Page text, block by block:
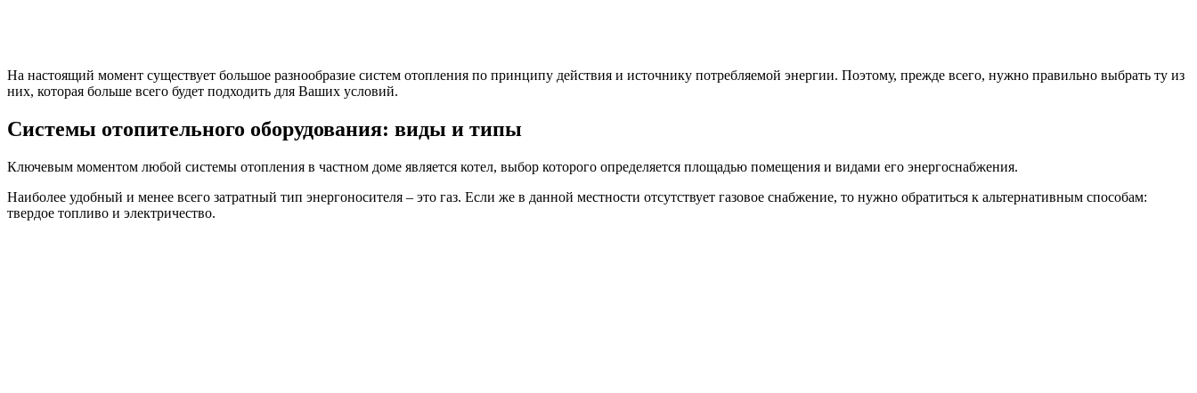
На настоящий момент существует большое разнообразие систем отопления по принципу действия и источнику потребляемой энергии. Поэтому, прежде всего, нужно правильно выбрать ту из
них, которая больше всего будет подходить для Ваших условий.
Системы отопительного оборудования: виды и типы
Ключевым моментом любой системы отопления в частном доме является котел, выбор которого определяется площадью помещения и видами его энергоснабжения.
Наиболее удобный и менее всего затратный тип энергоносителя – это газ. Если же в данной местности отсутствует газовое снабжение, то нужно обратиться к альтернативным способам:
твердое топливо и электричество.